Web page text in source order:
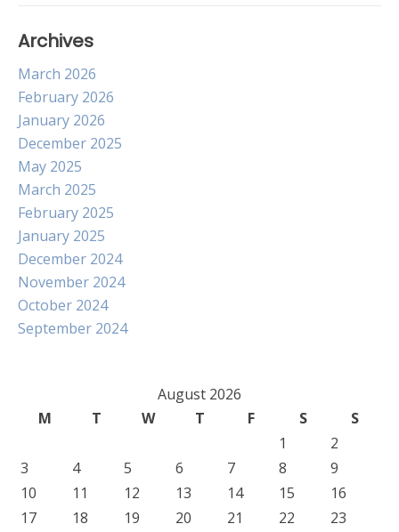
Archives
March 2026
February 2026
January 2026
December 2025
May 2025
March 2025
February 2025
January 2025
December 2024
November 2024
October 2024
September 2024
August 2026
M
T W T F S
S
1
2
3
4 5 6 7 8
9
10
11 12 13 14 15
16
17
18 19 20 21 22
23